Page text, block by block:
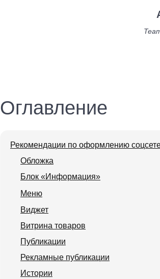
Оглавление
Обложка
Рекомендации по оформлению
Блок «Информация»
Меню
Виджет
Витрина товаров
Публикации
Рекламные публикации
Истории